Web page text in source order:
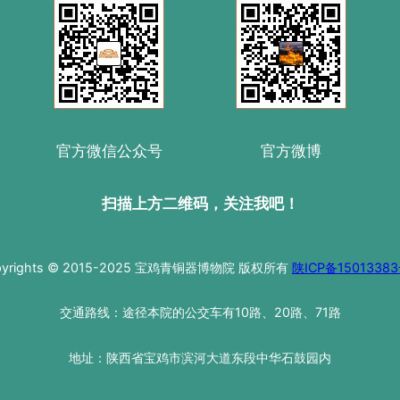
官方微信公众号 官方微博
扫描上方二维码，关注我吧！
© 2015-2025 宝鸡青铜器博物院 版权所有 陕ICP备
交通路线：途径本院的公交车有10路、20路、71路
地址：陕西省宝鸡市滨河大道东段中华石鼓园内